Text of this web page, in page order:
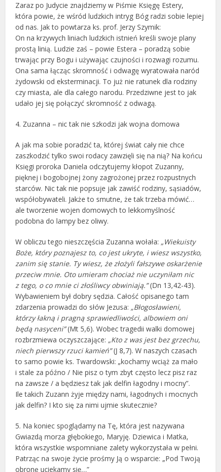
Zaraz po Judycie znajdziemy w Piśmie Księgę Estery,
która powie, że wśród ludzkich intryg Bóg radzi sobie lepiej
od nas. Jak to powtarza ks. prof. Jerzy Szymik:
On na krzywych liniach ludzkich istnień kreśli swoje plany
prostą linią. Ludzie zaś – powie Estera – poradzą sobie
trwając przy Bogu i używając czujności i rozwagi rozumu.
Ona sama łącząc skromność i odwagę wyratowała naród
żydowski od eksterminacji. To już nie ratunek dla rodziny
czy miasta, ale dla całego narodu. Przedziwne jest to jak
udało jej się połączyć skromność z odwagą.
4. Zuzanna – nic tak nie szkodzi jak wojna domowa
A jak ma sobie poradzić ta, której świat cały nie chce
zaszkodzić tylko swoi rodacy zawzięli się na nią? Na końcu
Księgi proroka Daniela odczytujemy kłopot Zuzanny,
pięknej i bogobojnej żony zagrożonej przez rozpustnych
starców. Nic tak nie popsuje jak zawiść rodziny, sąsiadów,
współobywateli. Jakże to smutne, że tak trzeba mówić…
ale tworzenie wojen domowych to lekkomyślność
podobna do lampy bez oliwy.
W obliczu tego nieszczęścia Zuzanna wołała: „Wiekuisty
Boże, który poznajesz to, co jest ukryte, i wiesz wszystko,
zanim się stanie. Ty wiesz, że złożyli fałszywe oskarżenie
przeciw mnie. Oto umieram chociaż nie uczyniłam nic
z tego, o co mnie ci złośliwcy obwiniają.”(Dn 13,42-43).
Wybawieniem był dobry sędzia. Całość opisanego tam
zdarzenia prowadzi do słów Jezusa: „Błogosławieni,
którzy łakną i pragną sprawiedliwości, albowiem oni
będą nasyceni”(Mt 5,6). Wobec tragedii walki domowej
rozbrzmiewa oczyszczające: „Kto z was jest bez grzechu,
niech pierwszy rzuci kamień”(J 8,7). W naszych czasach
to samo powie ks. Twardowski: „kochamy wciąż za mało
i stale za późno / Nie pisz o tym zbyt często lecz pisz raz
na zawsze / a będziesz tak jak delfin łagodny i mocny”.
Ile takich Zuzann żyje między nami, łagodnych i mocnych
jak delfin? I kto się za nimi ujmie skutecznie?
5. Na koniec spoglądamy na Tę, która jest nazywana
Gwiazdą morza głębokiego, Maryję. Dziewica i Matka,
która wszystkie wspomniane zalety wykorzystała w pełni.
Patrząc na swoje życie prośmy Ją o wsparcie: „Pod Twoją
obronę uciekamy się…”